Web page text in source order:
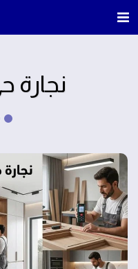
نجارة